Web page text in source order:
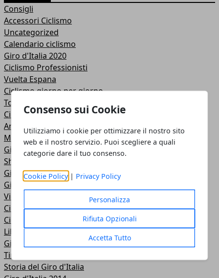
Consenso sui Cookie
Utilizziamo i cookie per ottimizzare il nostro sito
web e il nostro servizio. Puoi scegliere a quali
categorie dare il tuo consenso.
Cookie Policy | Privacy Policy
Personalizza
Rifiuta Opzionali
Accetta Tutto
Consigli
Accessori Ciclismo
Uncategorized
Calendario ciclismo
Giro d'Italia 2020
Ciclismo Professionisti
Vuelta Espana
Ciclismo giorno per giorno
Tour de France
Ciclismo Giovanile
Anteprime del ciclismo
Mondiali ciclismo
Giro d'Italia 2018
Shop
Giro d'Italia 2017
Giro d'Italia 2016
Video
Ciclismo secondo noi
Ciclismo donne
Libri di ciclismo
Giro d'Italia 2015
Tirreno Adriatico
Storia del Giro d'Italia